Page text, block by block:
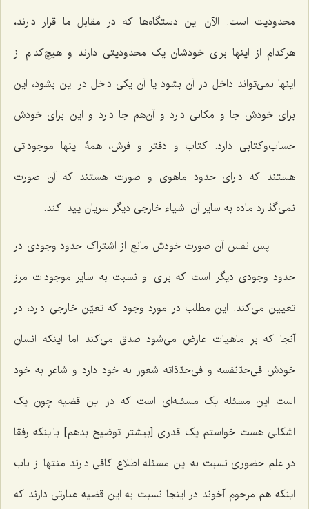
محدودیت است. الآن این دستگاه‌ها که در مقابل ما قرار دارند،
هرکدام از اینها برای خودشان یک محدودیتی دارند و هیچ‌کدام از
اینها نمی‌تواند داخل در آن بشود یا آن یکی داخل در این بشود، این
برای خودش جا و مکانی دارد و آن‌هم جا دارد و این برای خودش
حساب‌وکتابی دارد. کتاب و دفتر و فرش، همۀ اینها موجوداتی
هستند که دارای حدود ماهوی و صورت هستند که آن صورت
نمی‌گذارد ماده به سایر آن اشیاء خارجی دیگر سریان پیدا کند.
پس نفس آن صورت خودش مانع از اشتراک حدود وجودی در
حدود وجودی دیگر است که برای او نسبت به سایر موجودات مرز
تعیین می‌کند. این مطلب در مورد وجود که تعیّن خارجی دارد، در
آنجا که بر ماهیات عارض می‌شود صدق می‌کند اما اینکه انسان
خودش فی‌حدّنفسه و فی‌حدّذاته شعور به خود دارد و شاعر به خود
است این مسئله یک مسئله‌ای است که در این قضیه چون‌ یک
اشکالی هست خواستم یک قدری [بیشتر توضیح بدهم] بااینکه رفقا
در علم حضوری نسبت به این مسئله اطلاع کافی دارند منتها از باب
اینکه هم مرحوم آخوند در اینجا نسبت به این قضیه عبارتی دارند که